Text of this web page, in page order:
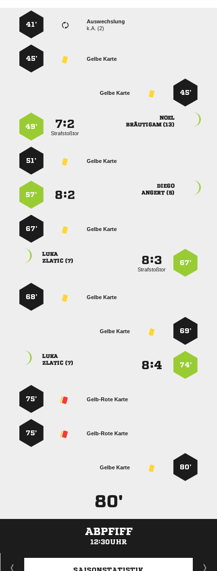
Auswechslung
k.A. (2)
41’
Gelbe Karte
45’
45’
Gelbe Karte

 
:
Strafstoßtor
49’
Gelbe Karte
51’

 
:
57’
Gelbe Karte
67’
67’
:
Strafstoßtor

 
Gelbe Karte
68’
69’
Gelbe Karte
74’
:

 
Gelb-Rote Karte
75’
Gelb-Rote Karte
75’
80’
Gelbe Karte
80'
ABPFIFF
12:30UHR
ANZEIGE